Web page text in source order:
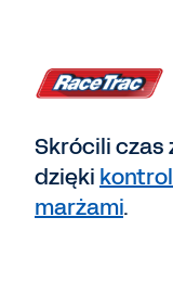
Skrócili czas
dzięki
marżami.